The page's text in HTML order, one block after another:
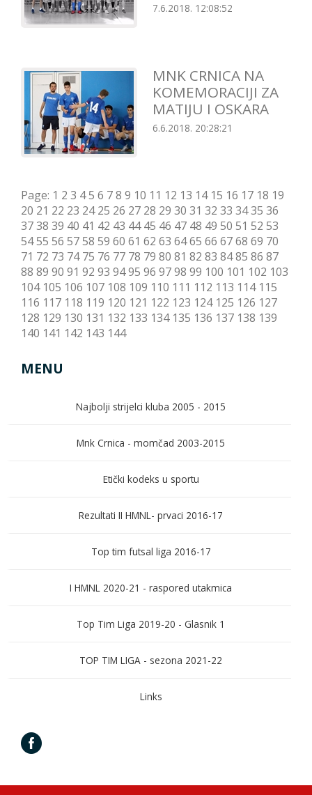
7.6.2018. 12:08:52
MNK CRNICA NA
KOMEMORACIJI ZA
MATIJU I OSKARA
6.6.2018. 20:28:21
Page: 1 2 3 45 6 78 9 10 11 12 13 14 15 16 17 18 19
20 21 22 23 24 25 26 27 28 29 30 31 32 33 3435 36
3738 39 40 41 42 43 44 45 46 47 48 49 50 51 52 53
5455 56 5758 59 60 61 62 63 6465 66 6768 69 70
71 72 73 74 75 76 77 78 79 80 81 82 83 8485 86 87
88 89 90 91 92 93 9495 96 9798 99 100 101 102 103
104 105 106 107 108 109 110 111 112 113 114 115
116 117 118 119 120 121 122 123 124 125 126 127
128 129 130 131 132 133 134 135 136 137 138 139
140 141 142 143 144
MENU
Najbolji strijelci kluba 2005 - 2015
Mnk Crnica - momčad 2003-2015
Etički kodeks u sportu
Rezultati II HMNL- prvaci 2016-17
Top tim futsal liga 2016-17
I HMNL 2020-21 - raspored utakmica
Top Tim Liga 2019-20 - Glasnik 1
TOP TIM LIGA - sezona 2021-22
Links